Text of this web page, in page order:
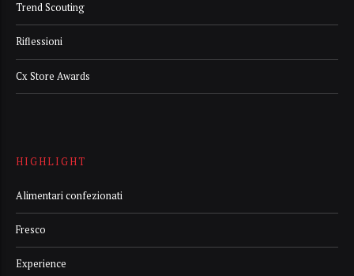
Trend Scouting
Riflessioni
Cx Store Awards
HIGHLIGHT
Alimentari confezionati
Fresco
Experience